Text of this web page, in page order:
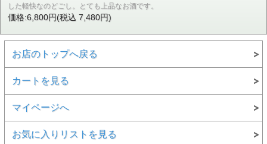
した軽快なのどごし。とても上品なお酒です。
価格:6,800円(税込 7,480円)
お店のトップへ戻る
カートを見る
マイページへ
お気に入りリストを見る